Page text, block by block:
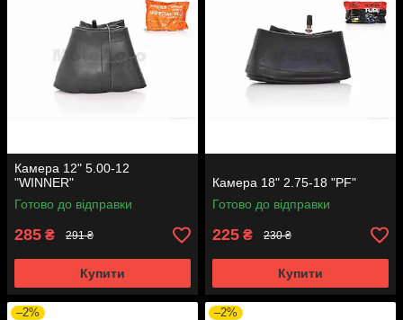
Камера 12" 5.00-12
"WINNER"
Готово до відправки
285 ₴ 291 ₴
Купити
Камера 18" 2.75-18 "PF"
Готово до відправки
225 ₴ 230 ₴
Купити
–2% –2%